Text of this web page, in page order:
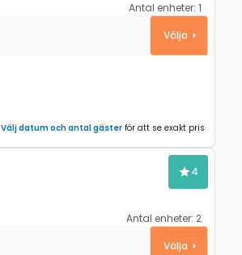
Antal enheter: 1
Välja
Välj datum och antal gäster för att se exakt pris
4
Antal enheter: 2
a
Välja